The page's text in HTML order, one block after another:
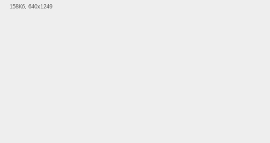
158Кб, 640x1249